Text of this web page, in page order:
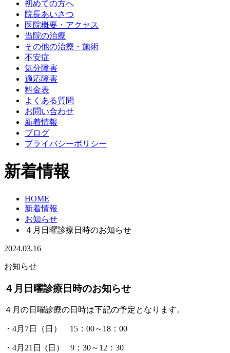
初めての方へ
院長あいさつ
医院概要・アクセス
当院の治療
その他の治療・施術
不安症
気分障害
適応障害
料金表
よくある質問
お問い合わせ
新着情報
ブログ
プライバシーポリシー
新着情報
HOME
新着情報
お知らせ
４月日曜診療日時のお知らせ
2024.03.16
お知らせ
４月日曜診療日時のお知らせ
４月の日曜診療の日時は下記の予定となります。
・4月7日（日） 15：00～18：00
・4月21日 (日） 9：30～12：30